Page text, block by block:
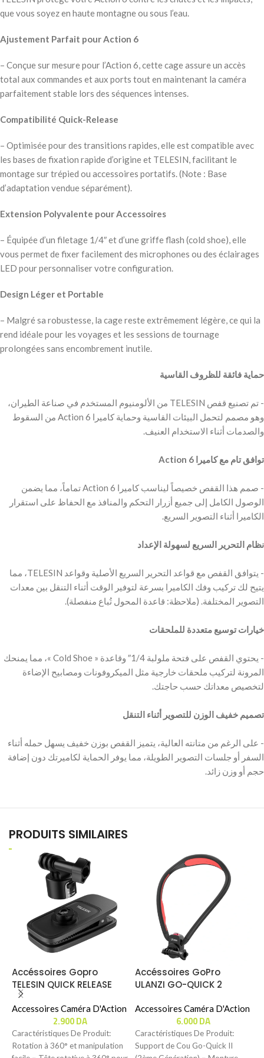
que vous soyez en haute montagne ou sous l’eau.
Ajustement Parfait pour Action 6
– Conçue sur mesure pour l’Action 6, cette cage assure un accès
total aux commandes et aux ports tout en maintenant la caméra
parfaitement stable lors des séquences intenses.
Compatibilité Quick-Release
– Optimisée pour des transitions rapides, elle est compatible avec
les bases de fixation rapide d’origine et TELESIN, facilitant le
montage sur trépied ou accessoires portatifs.(Note : Base
d’adaptation vendue séparément).
Extension Polyvalente pour Accessoires
– Équipée d’un filetage 1/4″ et d’une griffe flash (cold shoe), elle
vous permet de fixer facilement des microphones ou des éclairages
LED pour personnaliser votre configuration.
Design Léger et Portable
– Malgré sa robustesse, la cage reste extrêmement légère, ce qui la
rend idéale pour les voyages et les sessions de tournage
prolongées sans encombrement inutile.
‫حماية فائقة للظروف القاسية
‫- تم تصنيع قفص TELESIN من الألومنيوم المستخدم في صناعة الطيران،
وهو مصمم لتحمل البيئات القاسية وحماية كاميرا Action 6 من السقوط
‫توافق تام مع كاميرا
‫- صمم هذا القفص خصيصاً ليناسب كاميرا Action 6 تماماً، مما يضمن
الوصول الكامل إلى جميع أزرار التحكم والمنافذ مع الحفاظ على استقرار
‫نظام التحرير السريع لسهولة الإعداد
‫- يتوافق القفص مع قواعد التحرير السريع الأصلية وقواعد TELESIN، مما
يتيح لك تركيب وفك الكاميرا بسرعة لتوفير الوقت أثناء التنقل بين معدات
‫- يحتوي القفص على فتحة ملولبة 1/4″ وقاعدة « Cold Shoe »، مما يمنحك
المرونة لتركيب ملحقات خارجية مثل الميكروفونات ومصابيح الإضاءة
‫تصميم خفيف الوزن للتصوير أثناء التنقل
‫- على الرغم من متانته العالية، يتميز القفص بوزن خفيف يسهل حمله أثناء
السفر أو جلسات التصوير الطويلة، مما يوفر الحماية لكاميرتك دون إضافة
PRODUITS SIMILAIRES
Accéssoires Gopro
TELESIN QUICK RELEASE
MAGNETIC BACKPACK
CLIP (S2-JFM-01)
Accessoires Caméra D'Action
2.900DA
Caractéristiques De Produit:
Rotation à 360° et manipulation
Accéssoires GoPro
ULANZI GO-QUICK 2
Accessoires Caméra D'Action
6.000DA
Caractéristiques De Produit:
Support de Cou Go-Quick II